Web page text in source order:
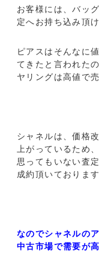
お客様には、バッ
定へお持ち込み頂
ピアスはそんなに
てきたと言われた
ヤリングは高値で
シャネルは、価格
上がっているため
思ってもいない査
成約頂いておりま
なのでシャネルの
中古市場で需要が